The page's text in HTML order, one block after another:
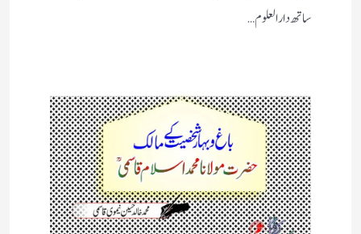
ساتھ دارالعلوم…